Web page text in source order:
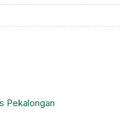
Pekalongan